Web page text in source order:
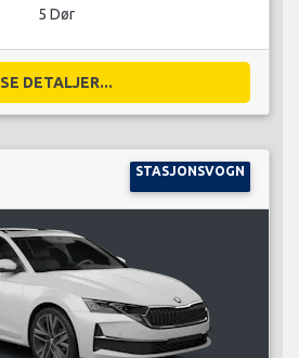
5 Dør
SE DETALJER...
STASJONSVOGN